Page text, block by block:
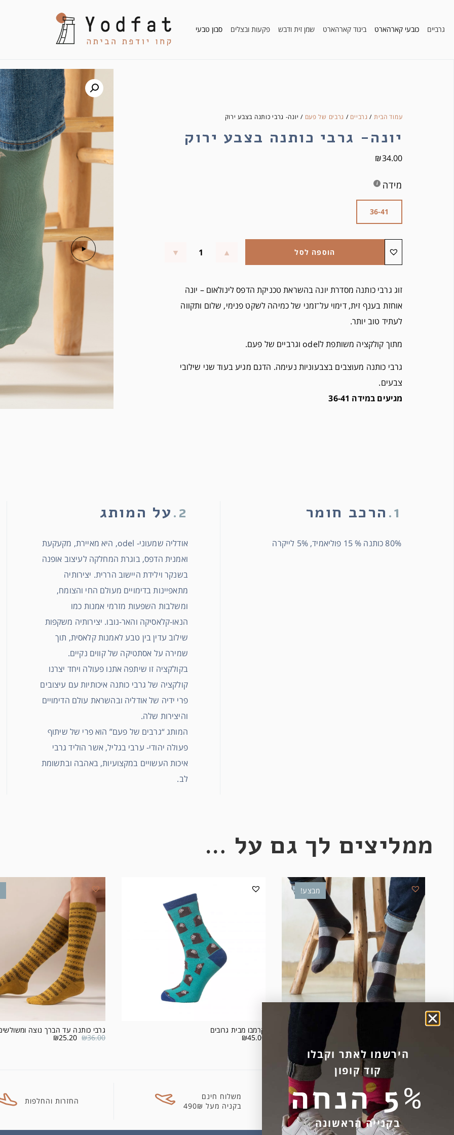
סבון טבעי פקעות ובצלים שמן זית ודבש ביגוד קארהארט כובעי קארהארט גרביים
עמוד הבית / גרביים / גרבים של פעם / יונה- גרבי כותנה בצבע ירוק
יונה- גרבי כותנה בצבע ירוק
₪34.00
מידה
36-41
הוספה לסל
זוג גרבי כותנה מסדרת יונה בהשראת טכניקת הדפס לינולאום – יונה
אוחזת בענף זית, דימוי על־זמני של כמיהה לשקט פנימי, שלום ותקווה
לעתיד טוב יותר.
מתוך קולקציה משותפת לodel וגרביים של פעם.
גרבי כותנה מעוצבים בצבעוניות נעימה. הדגם מגיע בעוד שני שילובי
צבעים.
מגיעים במידה 36-41
1. הרכב חומר
80% כותנה % 15 פוליאמיד, 5% לייקרה
2. על המותג
אודליה שמעוני- odel, היא מאיירת, מקעקעת
ואמנית הדפס, בוגרת המחלקה לעיצוב אופנה
בשנקר וילידת היישוב הררית. יצירותיה
מתאפיינות בדימויים מעולם החי והצומח,
ומשלבות השפעות מזרמי אמנות כמו
הנאו-קלאסיקה והאר-נובו. יצירותיה משקפות
שילוב עדין בין טבע לאמנות קלאסית, תוך
שמירה על אסתטיקה של קווים נקיים.
בקולקציה זו שיתפה אתנו פעולה ויחד יצרנו
קולקציה של גרבי כותנה איכותיות עם עיצובים
פרי ידיה של אודליה ובהשראת עולם הדימויים
והיצירות שלה.
המותג “גרבים של פעם” הוא פרי של שיתוף
פעולה יהודי- ערבי בגליל, אשר הוליד גרבי
איכות העשויים במקצועיות, באהבה ובתשומת
לב.
ממליצים לך גם על …
מבצע!
גרבי כותנה פס רחב – צבע חום אפור ביג׳ קרמבו מבית גרובים
₪45.00
גרבי כותנה עד הברך נוצה
₪36.00
₪25.20
קניה מאובטחת
משלוח חינם
בקניה מעל 490₪
החזרות והחלפות
הירשמו לאתר וקבלו
קוד קופון
5% הנחה
בקנייה הראשונה